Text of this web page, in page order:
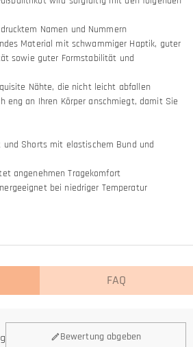
Namen und Nummern
Material mit schwammiger Haptik, guter
sowie guter Formstabilität und
Nähte, die nicht leicht abfallen
eng an Ihren Körper anschmiegt, damit Sie
und Shorts mit elastischem Bund und
angenehmen Tragekomfort
bei niedriger Temperatur
FAQ
Bewertung abgeben